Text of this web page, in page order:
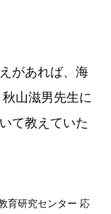
があれば、海
山滋男先生に
て教えていた
育研究センター 応